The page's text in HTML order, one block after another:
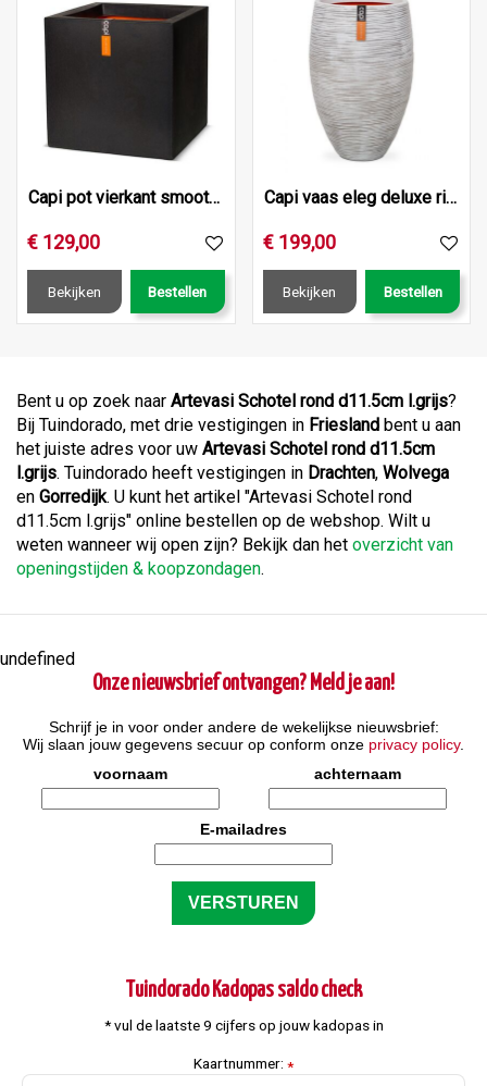
Capi pot vierkant smooth nl 50x50x50 zwart
€ 129,00
Bekijken Bestellen
Capi vaas eleg deluxe rib nl d56h84 ivr
€ 199,00
Bekijken Bestellen
Bent u op zoek naar Artevasi Schotel rond d11.5cm l.grijs?
Bij Tuindorado, met drie vestigingen in Friesland bent u aan
het juiste adres voor uw Artevasi Schotel rond d11.5cm
l.grijs. Tuindorado heeft vestigingen in Drachten, Wolvega
en Gorredijk. U kunt het artikel "Artevasi Schotel rond
d11.5cm l.grijs" online bestellen op de webshop. Wilt u
weten wanneer wij open zijn? Bekijk dan het overzicht van
openingstijden & koopzondagen.
undefined
Onze nieuwsbrief ontvangen? Meld je aan!
Schrijf je in voor onder andere de wekelijkse nieuwsbrief:
Wij slaan jouw gegevens secuur op conform onze privacy policy.
voornaam
achternaam
E-mailadres
Tuindorado Kadopas saldo check
* vul de laatste 9 cijfers op jouw kadopas in
Kaartnummer: *